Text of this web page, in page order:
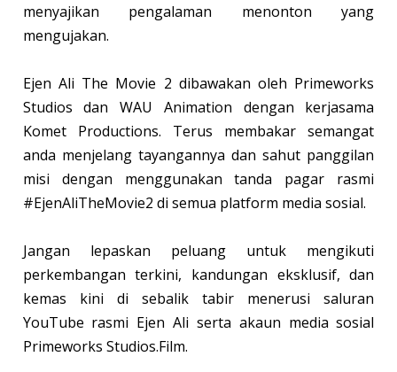
menyajikan pengalaman menonton yang
mengujakan.
Ejen Ali The Movie 2 dibawakan oleh Primeworks
Studios dan WAU Animation dengan kerjasama
Komet Productions. Terus membakar semangat
anda menjelang tayangannya dan sahut panggilan
misi dengan menggunakan tanda pagar rasmi
#EjenAliTheMovie2 di semua platform media sosial.
Jangan lepaskan peluang untuk mengikuti
perkembangan terkini, kandungan eksklusif, dan
kemas kini di sebalik tabir menerusi saluran
YouTube rasmi Ejen Ali serta akaun media sosial
Primeworks Studios.Film.